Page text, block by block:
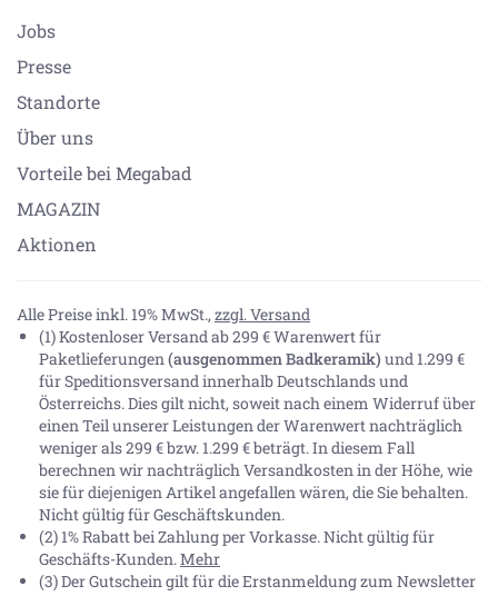
Jobs
Presse
Standorte
Über uns
Vorteile bei Megabad
MAGAZIN
Aktionen
Alle Preise inkl. 19% MwSt., zzgl. Versand
(1) Kostenloser Versand ab 299 € Warenwert für
Paketlieferungen(ausgenommen Badkeramik) und 1.299 €
für Speditionsversand innerhalb Deutschlands und
Österreichs. Dies gilt nicht, soweit nach einem Widerruf über
einen Teil unserer Leistungen der Warenwert nachträglich
weniger als 299 € bzw. 1.299 € beträgt. In diesem Fall
berechnen wir nachträglich Versandkosten in der Höhe, wie
sie für diejenigen Artikel angefallen wären, die Sie behalten.
Nicht gültig für Geschäftskunden.
(2) 1% Rabatt bei Zahlung per Vorkasse. Nicht gültig für
Geschäfts-Kunden.Mehr
(3) Der Gutschein gilt für die Erstanmeldung zum Newsletter